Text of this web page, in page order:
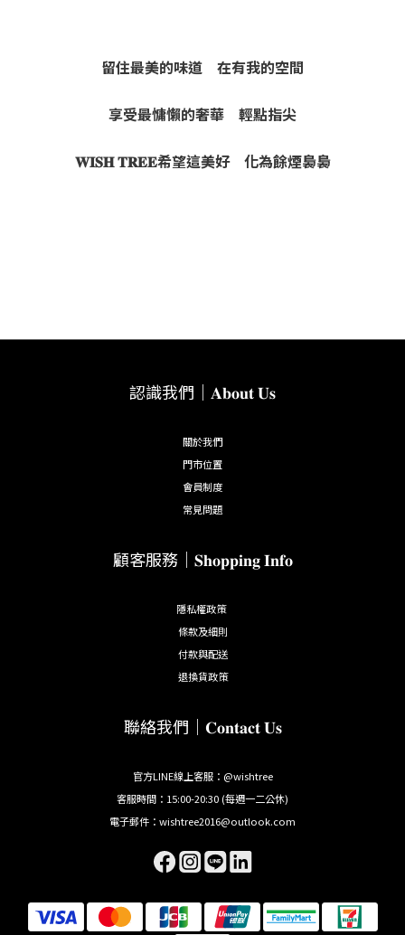
留住最美的味道 在有我的空間
享受最慵懶的奢華 輕點指尖
𝐖𝐈𝐒𝐇 𝐓𝐑𝐄𝐄希望這美好 化為餘煙裊裊
認識我們｜𝐀𝐛𝐨𝐮𝐭 𝐔𝐬
關於我們
門市位置
會員制度
常見問題
顧客服務｜𝐒𝐡𝐨𝐩𝐩𝐢𝐧𝐠 𝐈𝐧𝐟𝐨
隱私權政策
條款及細則
付款與配送
退換貨政策
聯絡我們｜𝐂𝐨𝐧𝐭𝐚𝐜𝐭 𝐔𝐬
官方LINE線上客服：@wishtree
客服時間：15:00-20:30 (每週一二公休)
電子郵件：wishtree2016@outlook.com